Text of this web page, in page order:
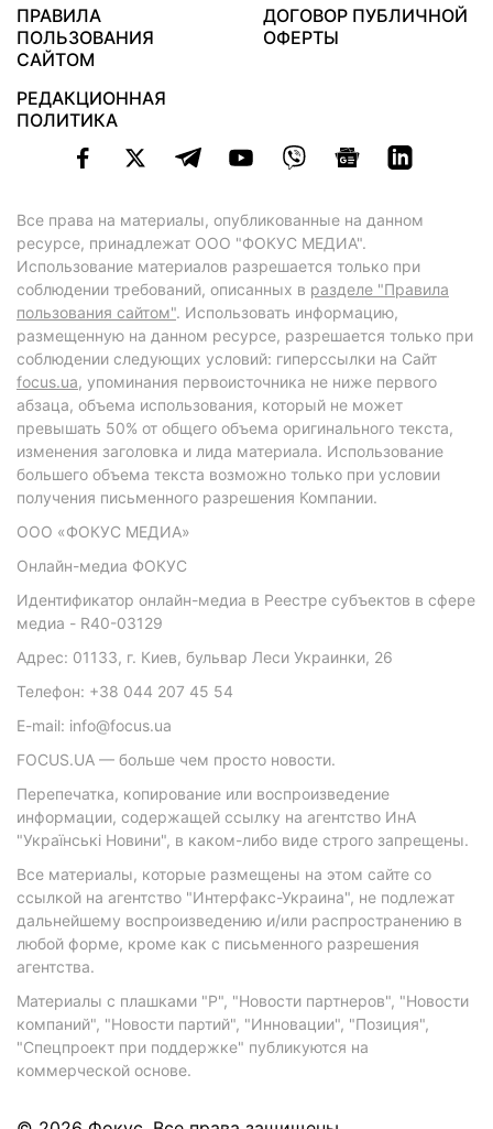
ПРАВИЛА
ПОЛЬЗОВАНИЯ
САЙТОМ
ДОГОВОР ПУБЛИЧНОЙ
ОФЕРТЫ
РЕДАКЦИОННАЯ
ПОЛИТИКА
Все права на материалы, опубликованные на данном
ресурсе, принадлежат ООО "ФОКУС МЕДИА".
Использование материалов разрешается только при
соблюдении требований, описанных в разделе "Правила
пользования сайтом". Использовать информацию,
размещенную на данном ресурсе, разрешается только при
соблюдении следующих условий: гиперссылки на Сайт
focus.ua, упоминания первоисточника не ниже первого
абзаца, объема использования, который не может
превышать 50% от общего объема оригинального текста,
изменения заголовка и лида материала. Использование
большего объема текста возможно только при условии
получения письменного разрешения Компании.
ООО «ФОКУС МЕДИА»
Онлайн-медиа ФОКУС
Идентификатор онлайн-медиа в Реестре субъектов в сфере
медиа - R40-03129
Адрес: 01133, г. Киев, бульвар Леси Украинки, 26
Телефон: +38 044 207 45 54
E-mail: info@focus.ua
FOCUS.UA — больше чем просто новости.
Перепечатка, копирование или воспроизведение
информации, содержащей ссылку на агентство ИнА
"Українські Новини", в каком-либо виде строго запрещены.
Все материалы, которые размещены на этом сайте со
ссылкой на агентство "Интерфакс-Украина", не подлежат
дальнейшему воспроизведению и/или распространению в
любой форме, кроме как с письменного разрешения
агентства.
Материалы с плашками "Р", "Новости партнеров", "Новости
компаний", "Новости партий", "Инновации", "Позиция",
"Спецпроект при поддержке" публикуются на
коммерческой основе.